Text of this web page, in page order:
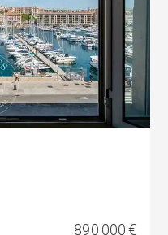
890 000 €